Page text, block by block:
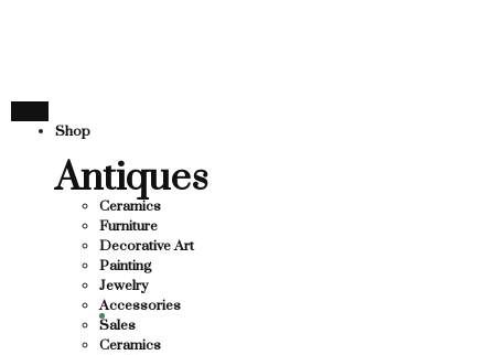
SUPPORTING CONTEMPORARY
Shop
Antiques
Ceramics
Furniture
Decorative Art
Painting
Jewelry
Accessories
Sales
Ceramics